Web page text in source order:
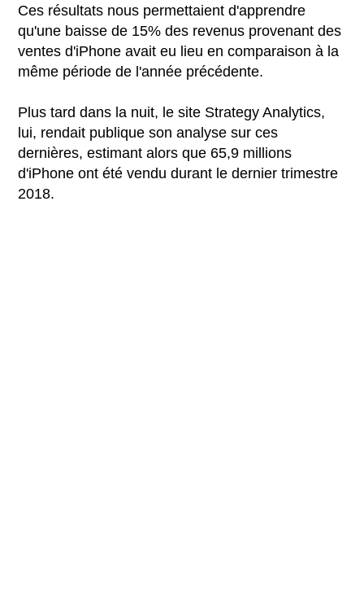
Ces résultats nous permettaient d'apprendre
qu'une baisse de 15% des revenus provenant des
ventes d'iPhone avait eu lieu en comparaison à la
même période de l'année précédente.
Plus tard dans la nuit, le site Strategy Analytics,
lui, rendait publique son analyse sur ces
dernières, estimant alors que 65,9 millions
d'iPhone ont été vendu durant le dernier trimestre
2018.